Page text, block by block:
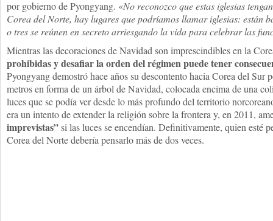
por gobierno de Pyongyang. «No reconozco que estas iglesias
Corea del Norte, hay lugares que podríamos llamar iglesias: están
o tres se reúnen en secreto arriesgando la vida para celebrar las
Mientras las decoraciones de Navidad son imprescindibles en la
prohibidas y desafiar la orden del régimen puede tener
Pyongyang demostró hace años su descontento hacia Corea del Sur
metros en forma de un árbol de Navidad, colocada encima de una
luces que se podía ver desde lo más profundo del territorio
era un intento de extender la religión sobre la frontera y, en 2011,
imprevistas”si las luces se encendían. Definitivamente, quien esté
Corea del Norte debería pensarlo más de dos veces.